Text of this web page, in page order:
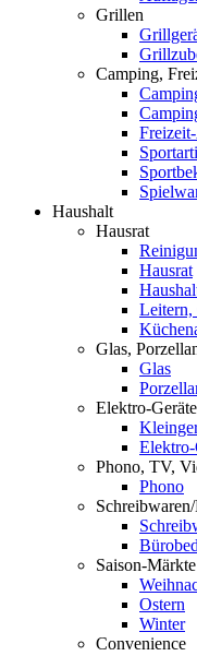
Grillen
Camping,
Haushalt
Hausrat
Hausrat
Leitern,
Glas,
Glas
Elektro-Geräte
Elektro-
Phono, TV,
Phono
Saison-Märkte
Ostern
Winter
Convenience